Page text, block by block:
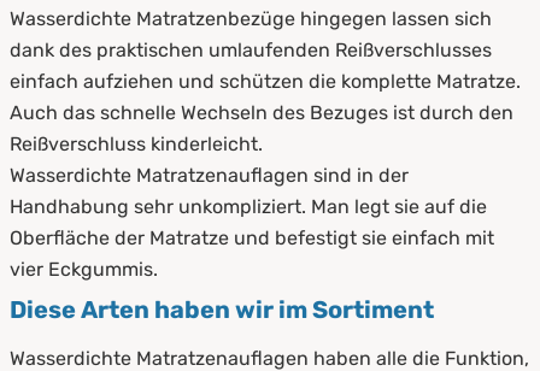
Wasserdichte Matratzenbezüge hingegen lassen sich
dank des praktischen umlaufenden Reißverschlusses
einfach aufziehen und schützen die komplette Matratze.
Auch das schnelle Wechseln des Bezuges ist durch den
Reißverschluss kinderleicht.
Wasserdichte Matratzenauflagen sind in der
Handhabung sehr unkompliziert. Man legt sie auf die
Oberfläche der Matratze und befestigt sie einfach mit
vier Eckgummis.
Diese Arten haben wir im Sortiment
Wasserdichte Matratzenauflagen haben alle die Funktion,